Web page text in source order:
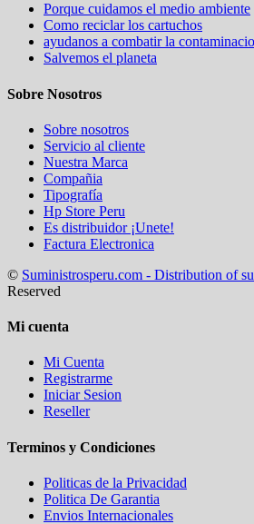
Porque cuidamos el medio ambiente
Como reciclar los cartuchos
ayudanos a combatir la
Salvemos el planeta
Sobre Nosotros
Sobre nosotros
Servicio al cliente
Nuestra Marca
Compañia
Tipografía
Hp Store Peru
Es distribuidor ¡Unete!
Factura Electronica
© Suministrosperu.com - Distribution of
Reserved
Mi cuenta
Mi Cuenta
Registrarme
Iniciar Sesion
Reseller
Terminos y Condiciones
Politicas de la Privacidad
Politica De Garantia
Envios Internacionales